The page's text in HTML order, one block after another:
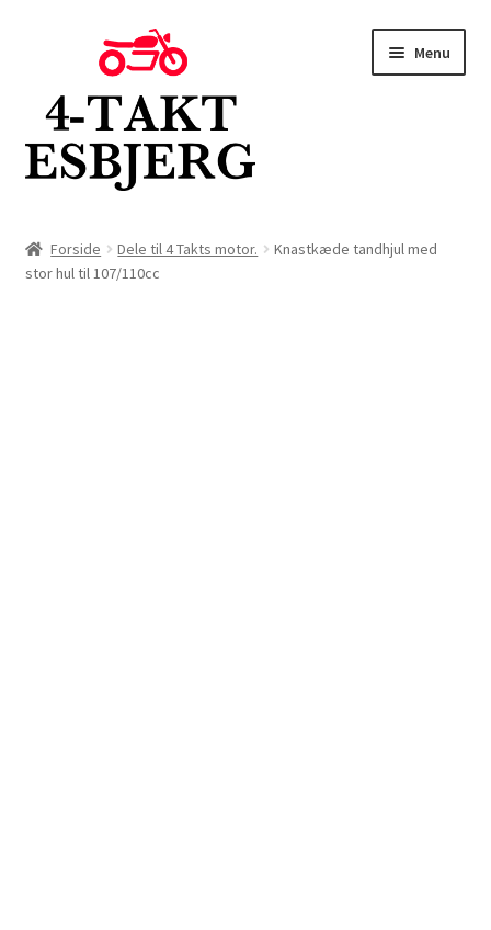
navigation
indhold
Menu
Butik
Forside Dele til 4 Takts motor.
Knastkæde tandhjul med
stor hul til 107/110cc